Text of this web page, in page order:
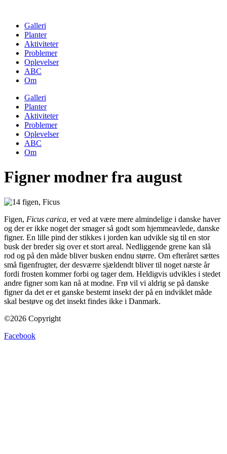
contentGalleri
Planter
Aktiviteter
Problemer
Oplevelser
ABC
Om
Galleri
Planter
Aktiviteter
Problemer
Oplevelser
ABC
Om
Figner modner fra august
Figen, Ficus carica, er ved at være mere almindelige i danske haver
og der er ikke noget der smager så godt som hjemmeavlede, danske
figner. En lille pind der stikkes i jorden kan udvikle sig til en stor
busk der breder sig over et stort areal. Nedliggende grene kan slå
rod og på den måde bliver busken endnu større. Om efteråret sættes
små figenfrugter, der desværre sjældendt bliver til noget næste år
fordi frosten kommer forbi og tager dem. Heldigvis udvikles i stedet
andre figner som kan nå at modne. Frø vil vi aldrig se på danske
figner da det er et ganske bestemt insekt der på en indviklet måde
skal bestøve og det insekt findes ikke i Danmark.
©2026 Copyright
Facebook